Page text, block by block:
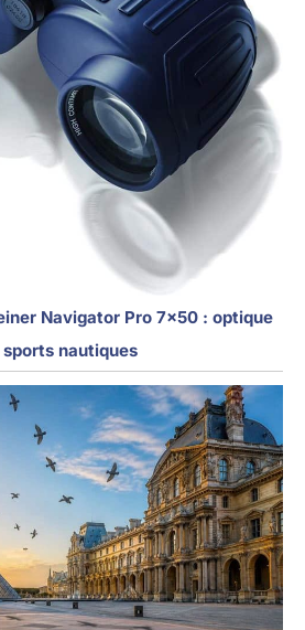
Navigator Pro 7×50 : optique
nautiques